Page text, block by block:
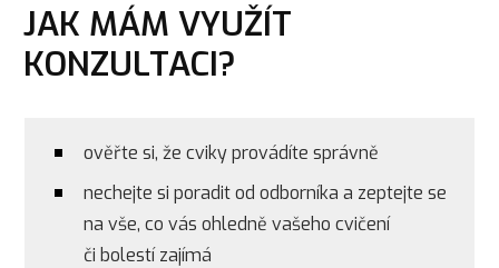
JAK MÁM VYUŽÍT
KONZULTACI?
ověřte si, že cviky provádíte správně
nechejte si poradit od odborníka a zeptejte se
na vše, co vás ohledně vašeho cvičení
či bolestí zajímá